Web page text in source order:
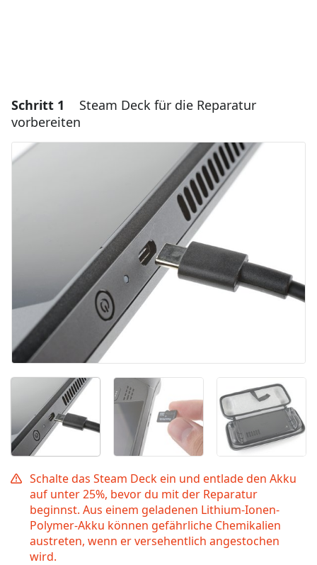
Schritt 1
Steam Deck für die Reparatur
vorbereiten
Schalte das Steam Deck ein und entlade den Akku
auf unter 25%, bevor du mit der Reparatur
beginnst. Aus einem geladenen Lithium-Ionen-
Polymer-Akku können gefährliche Chemikalien
austreten, wenn er versehentlich angestochen
wird.